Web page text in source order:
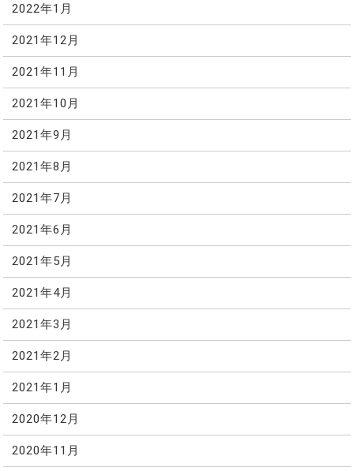
2022年1月
2021年12月
2021年11月
2021年10月
2021年9月
2021年8月
2021年7月
2021年6月
2021年5月
2021年4月
2021年3月
2021年2月
2021年1月
2020年12月
2020年11月